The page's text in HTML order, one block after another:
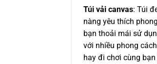
Túi vải canvas: Túi
nàng yêu thích
bạn thoải mái sử
với nhiều phong
hay đi chơi cùng bạn